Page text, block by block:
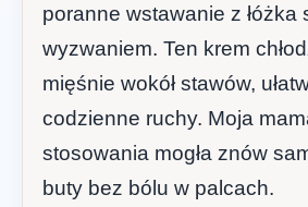
poranne wstawanie z łóżka
wyzwaniem. Ten krem
mięśnie wokół stawów,
codzienne ruchy. Moja
stosowania mogła znów
buty bez bólu w palcach.